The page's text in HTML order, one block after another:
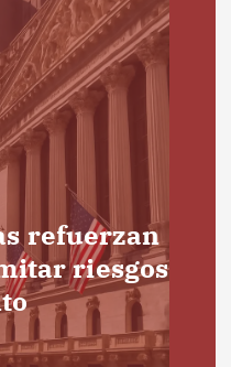
refuerzan
riesgos